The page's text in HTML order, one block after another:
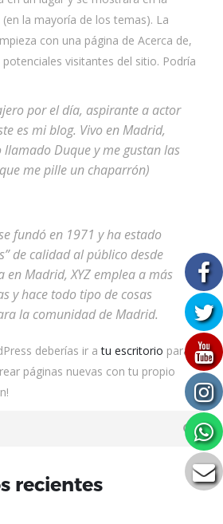
la mayoría de los temas). La
con una página de Acerca de,
visitantes del sitio. Podría
por el día, aspirante a actor
es mi blog. Vivo en Madrid,
llamado Duque y me gustan las
me pille un chaparrón)
fundó en 1971 y ha estado
de calidad al público desde
en Madrid, XYZ emplea a más
y hace todo tipo de cosas
la comunidad de Madrid.
deberías ir atu escritorio para
páginas nuevas con tu propio
recientes